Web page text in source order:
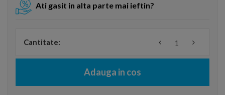
Ati gasit in alta parte mai ieftin?
Cantitate:
Adauga in cos